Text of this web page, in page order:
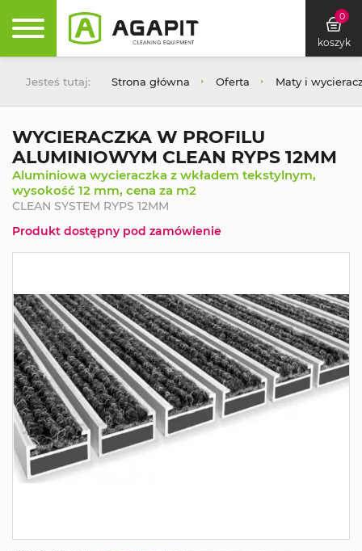
0
koszyk
Jesteś tutaj: Strona główna Oferta Maty i
WYCIERACZKA W PROFILU
ALUMINIOWYM CLEAN RYPS 12MM
Aluminiowa wycieraczka z wkładem tekstylnym,
wysokość 12 mm, cena za m2
CLEAN SYSTEM RYPS 12MM
Produkt dostępny pod zamówienie